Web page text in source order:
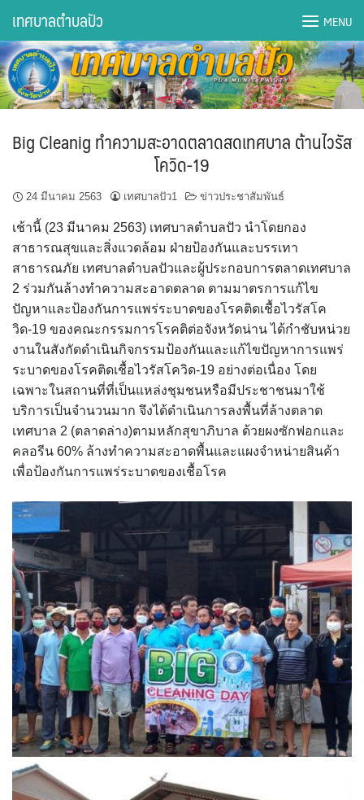
content
DWQA Ask Question
DWQA Questions
กองการศึกษา
กองคลัง
กองช่าง
กองยุทธศาสตร์และงบประมาณ
กองสาธารณสุขฯ
การเปิดเผยข้อมูลข่าวสารปี 2566 integrity transparency
assessment ITA2023
ข้อกำหนดการใช้งาน
ข้อมูลประชากร
ข้อมูลพื้นฐานของศูนย์บริการนักท่องเที่ยว เทศบาลตำบลปัว
ขั้นตอนการขอรับบริการ
งบแสดงฐานะการคลัง
งบแสดงฐานะการเงิน เทศบาลตำบลปัว ประจำปีงบประมาณ 2561
ติดต่อหน่วยงาน
ที่พัก
Amante Baristro Hotel & Cafe’ @Pua
C View Home
เทศบาลตำบลปัว MENU
Big Cleanig ทำความสะอาดตลาดสดเทศบาล ต้านไวรัส
โควิด-19
24 มีนาคม 2563 เทศบาลปัว1 ข่าวประชาสัมพันธ์
เช้านี้ (23 มีนาคม 2563) เทศบาลตำบลปัว นำโดยกอง
สาธารณสุขและสิ่งแวดล้อม ฝ่ายป้องกันและบรรเทา
สาธารณภัย เทศบาลตำบลปัวและผู้ประกอบการตลาดเทศบาล
2 ร่วมกันล้างทำความสะอาดตลาด ตามมาตรการแก้ไข
ปัญหาและป้องกันการแพร่ระบาดของโรคติดเชื้อไวรัสโค
วิด-19 ของคณะกรรมการโรคติต่อจังหวัดน่าน ได้กำชับหน่วย
งานในสังกัดดำเนินกิจกรรมป้องกันและแก้ไขปัญหาการแพร่
ระบาดของโรคติดเชื้อไวรัสโควิด-19 อย่างต่อเนื่อง โดย
เฉพาะในสถานที่ที่เป็นแหล่งชุมชนหรือมีประชาชนมาใช้
บริการเป็นจำนวนมาก จึงได้ดำเนินการลงพื้นที่ล้างตลาด
เทศบาล 2 (ตลาดล่าง)ตามหลักสุขาภิบาล ด้วยผงซักฟอกและ
คลอรีน 60% ล้างทำความสะอาดพื้นและแผงจำหน่ายสินค้า
เพื่อป้องกันการแพร่ระบาดของเชื้อโรค